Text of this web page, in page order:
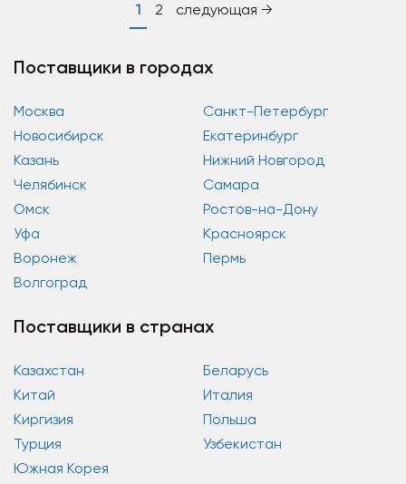
1 2 следующая →
Поставщики в городах
Москва
Санкт-Петербург
Новосибирск
Екатеринбург
Казань
Нижний Новгород
Челябинск
Самара
Омск
Ростов-на-Дону
Уфа
Красноярск
Воронеж
Пермь
Волгоград
Поставщики в странах
Казахстан
Беларусь
Китай
Италия
Киргизия
Польша
Турция
Узбекистан
Южная Корея